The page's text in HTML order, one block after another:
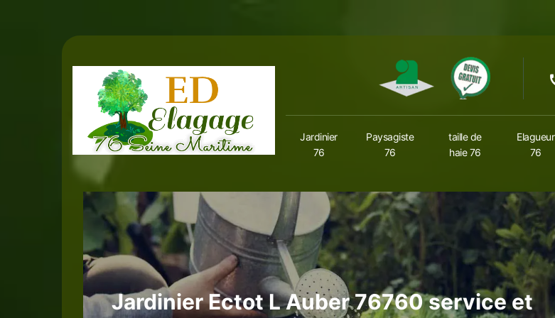
Jardinier
76
Paysagiste
76
taille de
haie 76
Elagueur
76
Jardinier Ectot L Auber 76760 service et